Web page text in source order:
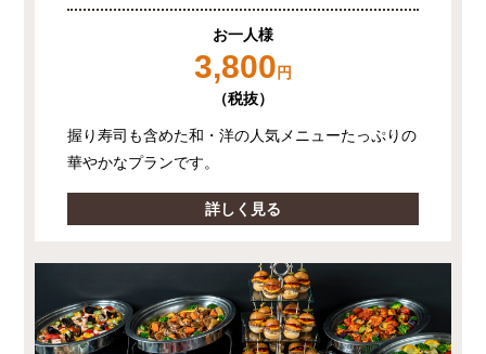
お一人様
3,800 円
（税抜）
握り寿司も含めた和・洋の人気メニューたっぷりの
華やかなプランです。
詳しく見る